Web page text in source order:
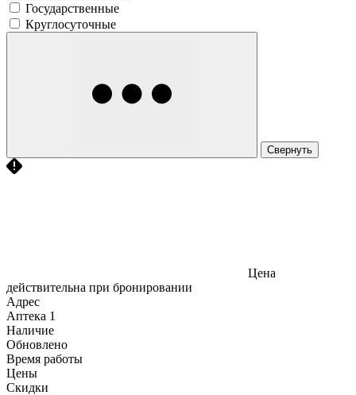
Государственные
Круглосуточные
Свернуть
Цена
действительна при бронировании
Адрес
Аптека 1
Наличие
Обновлено
Время работы
Цены
Скидки